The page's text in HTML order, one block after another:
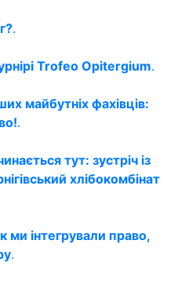
.
Trofeo Opitergium.
майбутніх фахівців:
.
тут: зустріч із
хлібокомбінат
інтегрували право,
.